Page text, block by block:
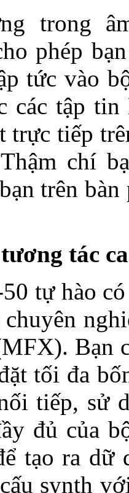
trong
phép
tức vào
các tập
trực tiếp
chí
trên
tác
tự hào
Bạn
tối đa
tiếp, sử
đủ của
tạo ra dữ
synth